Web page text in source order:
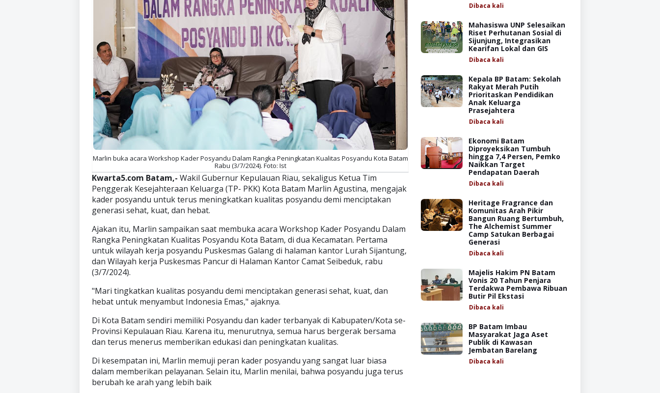
Marlin buka acara Workshop Kader Posyandu Dalam Rangka Peningkatan Kualitas Posyandu Kota Batam
Rabu (3/7/2024). Foto: Ist
Kwarta5.com Batam,- Wakil Gubernur Kepulauan Riau, sekaligus Ketua Tim
Penggerak Kesejahteraan Keluarga (TP- PKK) Kota Batam Marlin Agustina, mengajak
kader posyandu untuk terus meningkatkan kualitas posyandu demi menciptakan
generasi sehat, kuat, dan hebat.
Ajakan itu, Marlin sampaikan saat membuka acara Workshop Kader Posyandu Dalam
Rangka Peningkatan Kualitas Posyandu Kota Batam, di dua Kecamatan. Pertama
untuk wilayah kerja posyandu Puskesmas Galang di halaman kantor Lurah Sijantung,
dan Wilayah kerja Puskesmas Pancur di Halaman Kantor Camat Seibeduk, rabu
(3/7/2024).
"Mari tingkatkan kualitas posyandu demi menciptakan generasi sehat, kuat, dan
hebat untuk menyambut Indonesia Emas," ajaknya.
Di Kota Batam sendiri memiliki Posyandu dan kader terbanyak di Kabupaten/Kota se-
Provinsi Kepulauan Riau. Karena itu, menurutnya, semua harus bergerak bersama
dan terus menerus memberikan edukasi dan peningkatan kualitas.
Di kesempatan ini, Marlin memuji peran kader posyandu yang sangat luar biasa
dalam memberikan pelayanan. Selain itu, Marlin menilai, bahwa posyandu juga terus
berubah ke arah yang lebih baik
Dibaca kali
Mahasiswa UNP Selesaikan
Riset Perhutanan Sosial di
Sijunjung, Integrasikan
Kearifan Lokal dan GIS
Dibaca kali
Kepala BP Batam: Sekolah
Rakyat Merah Putih
Prioritaskan Pendidikan
Anak Keluarga
Prasejahtera
Dibaca kali
Ekonomi Batam
Diproyeksikan Tumbuh
hingga 7,4 Persen, Pemko
Naikkan Target
Pendapatan Daerah
Dibaca kali
Heritage Fragrance dan
Komunitas Arah Pikir
Bangun Ruang Bertumbuh,
The Alchemist Summer
Camp Satukan Berbagai
Generasi
Dibaca kali
Majelis Hakim PN Batam
Vonis 20 Tahun Penjara
Terdakwa Pembawa Ribuan
Butir Pil Ekstasi
Dibaca kali
BP Batam Imbau
Masyarakat Jaga Aset
Publik di Kawasan
Jembatan Barelang
Dibaca kali